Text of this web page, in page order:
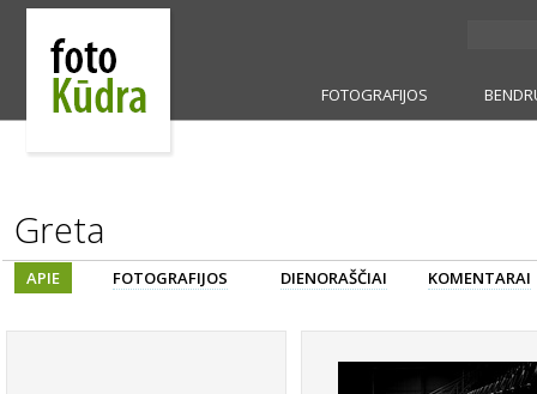
FOTOGRAFIJOS
Greta
APIE FOTOGRAFIJOS DIENORAŠČIAI KOMENTARAI